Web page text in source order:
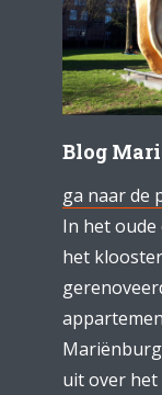
Blog
ga naar de
In het
het
uit over